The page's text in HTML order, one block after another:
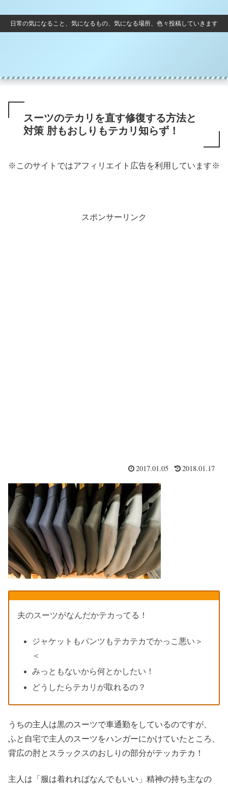
日常の気になること、気になるもの、気になる場所、色々投稿していきます
スーツのテカリを直す修復する方法と
対策 肘もおしりもテカリ知らず！
※このサイトではアフィリエイト広告を利用しています※
スポンサーリンク
2017.01.05 2018.01.17
夫のスーツがなんだかテカってる！
ジャケットもパンツもテカテカでかっこ悪い＞
＜
みっともないから何とかしたい！
どうしたらテカリが取れるの？
うちの主人は黒のスーツで車通勤をしているのですが、
ふと自宅で主人のスーツをハンガーにかけていたところ、
背広の肘とスラックスのおしりの部分がテッカテカ！
主人は「服は着れればなんでもいい」精神の持ち主なの